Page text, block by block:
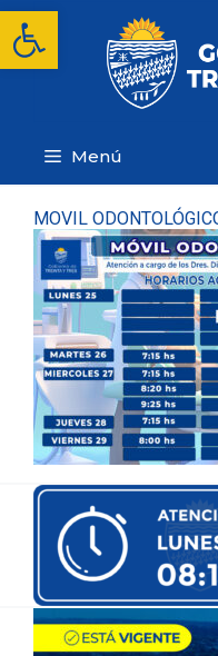
Abrir barra
Saltar
contenido
Menú
MOVIL